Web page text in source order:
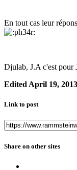
En tout cas leur
Djulab, J.A c'est pour
Edited April 19, 2013
Link to post
Share on other sites